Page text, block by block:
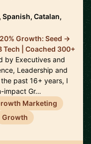
Catalan,
Growth: Seed ->
Tech | Coached 300+
by Executives and
Leadership and
past 16+ years, I
impact Gr…
Marketing
Growth